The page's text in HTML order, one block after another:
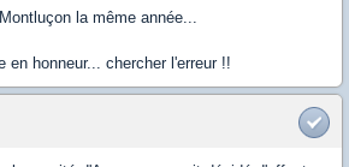
la même année...
en honneur... chercher l'erreur !!